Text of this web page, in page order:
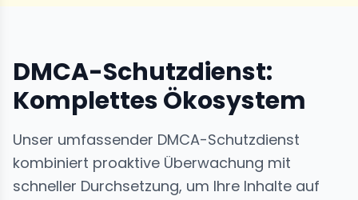
DMCA-Schutzdienst:
Komplettes Ökosystem
Unser umfassender DMCA-Schutzdienst
kombiniert proaktive Überwachung mit
schneller Durchsetzung, um Ihre Inhalte auf